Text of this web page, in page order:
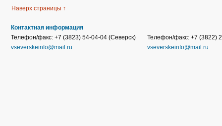
Наверх страницы ↑
Контактная информация
Телефон/факс: +7 (3823) 54-04-04 (Северск)
vseverskeinfo@mail.ru
Телефон/факс: +7 (3822)
vseverskeinfo@mail.ru